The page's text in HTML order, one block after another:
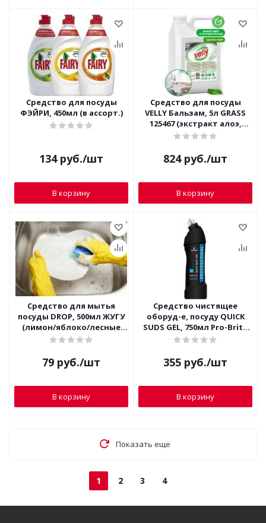
Средство для посуды
ФЭЙРИ, 450мл (в ассорт.)
134руб./шт
В корзину
Средство для посуды
VELLY Бальзам, 5л GRASS
125467 (экстракт алоэ,
глицерин)
824руб./шт
В корзину
Средство для мытья
посуды DROP, 500мл ЖУГУ
(лимон/яблоко/лесные
ягоды)
79 руб./шт
В корзину
Средство чистящее
оборуд-е, посуду QUICK
SUDS GEL, 750мл Pro-Brite
299-075 (гель)
355 руб./шт
В корзину
Показать еще
1 2 3 4